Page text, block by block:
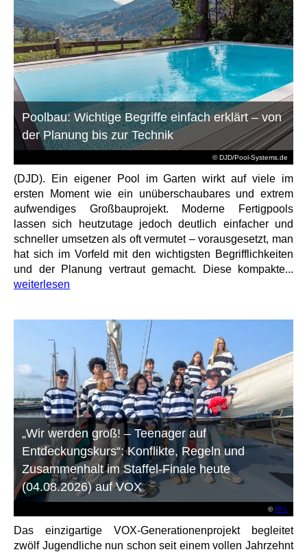
© DJD/Pool-Systems.de
Poolbau: Wichtige Begriffe einfach erklärt – von
der Planung bis zur Technik
(DJD). Ein eigener Pool im Garten wirkt auf viele im
ersten Moment wie ein unüberschaubares und extrem
aufwendiges Großbauprojekt. Moderne Fertigpools
lassen sich heutzutage jedoch deutlich einfacher und
schneller umsetzen als oft vermutet – vorausgesetzt, man
hat sich im Vorfeld mit den wichtigsten Begrifflichkeiten
und der Planung vertraut gemacht. Diese kompakte...
weiterlesen
©RTL
„Wir werden groß! – Teenager auf
Entdeckungskurs“: Konflikte, Regeln und
Zusammenhalt im Staffel-Finale heute
(04.08.2026) auf VOX
Das einzigartige VOX-Generationenprojekt begleitet
zwölf Jugendliche nun schon seit einem vollen Jahrzehnt